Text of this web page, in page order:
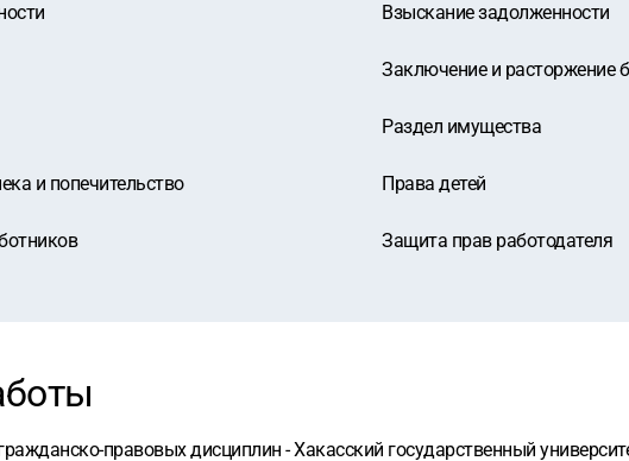
Взыскание задолженности
Заключение и расторжение
Раздел имущества
и попечительство Права детей
Защита прав работодателя
правовых дисциплин - Хакасский государственный